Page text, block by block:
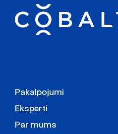
Pakalpojumi
Eksperti
Par mums